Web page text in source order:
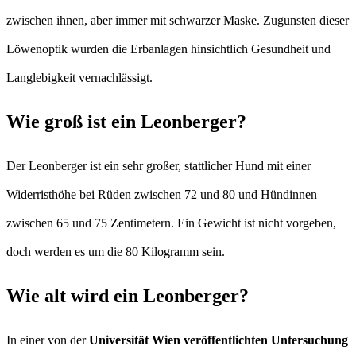
zwischen ihnen, aber immer mit schwarzer Maske. Zugunsten dieser
Löwenoptik wurden die Erbanlagen hinsichtlich Gesundheit und
Langlebigkeit vernachlässigt.
Wie groß ist ein Leonberger?
Der Leonberger ist ein sehr großer, stattlicher Hund mit einer
Widerristhöhe bei Rüden zwischen 72 und 80 und Hündinnen
zwischen 65 und 75 Zentimetern. Ein Gewicht ist nicht vorgeben,
doch werden es um die 80 Kilogramm sein.
Wie alt wird ein Leonberger?
In einer von derUniversität Wien veröffentlichten Untersuchung